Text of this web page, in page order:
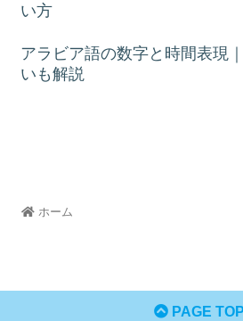
い方
アラビア語の数字と時間表現
いも解説
ホーム
PAGE TOP